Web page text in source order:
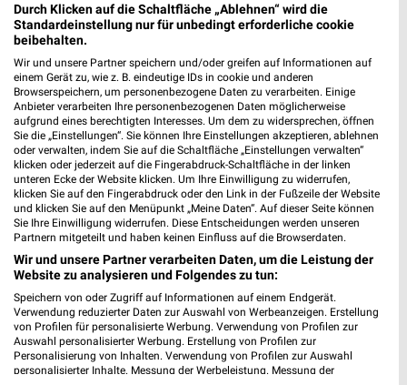
EURONICS Henn Idelberg
57612 Idelberg
Heute 09:00 - 12:30 Uhr | Geöffnet
439,87 km • Angebote: 1 Prospekt
EURONICS Kaisersesch
Bahnhofstr. 18
56759 Kaisersesch
Heute 09:00 - 19:00 Uhr |
Geöffnet
503,91 km • Angebote: 1 Prospekt
EURONICS Schmitt Elbtal-Dorchheim
Ellarerstr. 11
65627 Elbtal-Dorchheim
Durch Klicken auf die Schaltfläche „Ablehnen“ wird die
Standardeinstellung nur für unbedingt erforderliche cookie
beibehalten.
Wir und unsere Partner speichern und/oder greifen auf Informationen auf
einem Gerät zu, wie z. B. eindeutige IDs in cookie und anderen
Browserspeichern, um personenbezogene Daten zu verarbeiten. Einige
Anbieter verarbeiten Ihre personenbezogenen Daten möglicherweise
aufgrund eines berechtigten Interesses. Um dem zu widersprechen, öffnen
Sie die „Einstellungen“. Sie können Ihre Einstellungen akzeptieren, ablehnen
oder verwalten, indem Sie auf die Schaltfläche „Einstellungen verwalten“
klicken oder jederzeit auf die Fingerabdruck-Schaltfläche in der linken
unteren Ecke der Website klicken. Um Ihre Einwilligung zu widerrufen,
klicken Sie auf den Fingerabdruck oder den Link in der Fußzeile der Website
und klicken Sie auf den Menüpunkt „Meine Daten“. Auf dieser Seite können
Sie Ihre Einwilligung widerrufen. Diese Entscheidungen werden unseren
Partnern mitgeteilt und haben keinen Einfluss auf die Browserdaten.
Wir und unsere Partner verarbeiten Daten, um die Leistung der
Website zu analysieren und Folgendes zu tun:
Speichern von oder Zugriff auf Informationen auf einem Endgerät.
Verwendung reduzierter Daten zur Auswahl von Werbeanzeigen. Erstellung
von Profilen für personalisierte Werbung. Verwendung von Profilen zur
Auswahl personalisierter Werbung. Erstellung von Profilen zur
Personalisierung von Inhalten. Verwendung von Profilen zur Auswahl
personalisierter Inhalte. Messung der Werbeleistung. Messung der